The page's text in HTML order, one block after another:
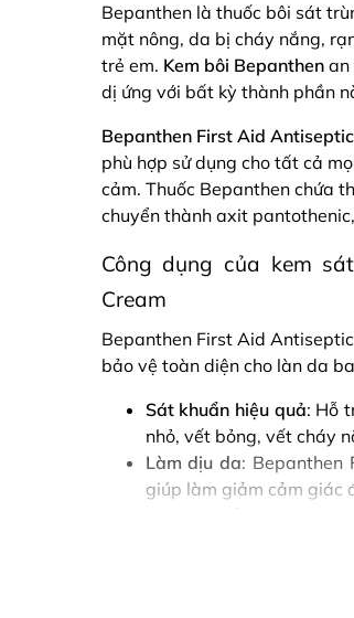
Bepanthen là thuốc bôi sát
mặt nông, da bị cháy nắng,
trẻ em. Kem bôi Bepanthenan
dị ứng với bất kỳ thành phần
Bepanthen First Aid
phù hợp sử dụng cho tất cả
cảm. Thuốc Bepanthen chứa
chuyển thành axit
Công dụng của kem
Cream
Bepanthen First Aid
bảo vệ toàn diện cho làn da
Sát khuẩn hiệu quả: Hỗ
nhỏ, vết bỏng, vết cháy
Làm dịu da: Bepanthen
giúp làm giảm cảm giác
:
làm lành nhanh và thúc